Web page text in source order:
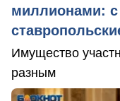
миллионами:
Имущество
разным